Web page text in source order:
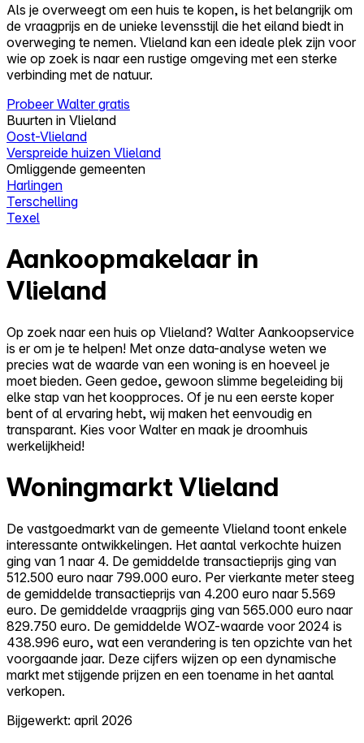
Als je overweegt om een huis te kopen, is het belangrijk om
de vraagprijs en de unieke levensstijl die het eiland biedt in
overweging te nemen. Vlieland kan een ideale plek zijn voor
wie op zoek is naar een rustige omgeving met een sterke
verbinding met de natuur.
Probeer Walter gratis
Buurten in Vlieland
Oost-Vlieland
Verspreide huizen Vlieland
Omliggende gemeenten
Harlingen
Terschelling
Texel
Aankoopmakelaar in
Vlieland
Op zoek naar een huis op Vlieland? Walter Aankoopservice
is er om je te helpen! Met onze data-analyse weten we
precies wat de waarde van een woning is en hoeveel je
moet bieden. Geen gedoe, gewoon slimme begeleiding bij
elke stap van het koopproces. Of je nu een eerste koper
bent of al ervaring hebt, wij maken het eenvoudig en
transparant. Kies voor Walter en maak je droomhuis
werkelijkheid!
Woningmarkt Vlieland
De vastgoedmarkt van de gemeente Vlieland toont enkele
interessante ontwikkelingen. Het aantal verkochte huizen
ging van 1 naar 4. De gemiddelde transactieprijs ging van
512.500 euro naar 799.000 euro. Per vierkante meter steeg
de gemiddelde transactieprijs van 4.200 euro naar 5.569
euro. De gemiddelde vraagprijs ging van 565.000 euro naar
829.750 euro. De gemiddelde WOZ-waarde voor 2024 is
438.996 euro, wat een verandering is ten opzichte van het
voorgaande jaar. Deze cijfers wijzen op een dynamische
markt met stijgende prijzen en een toename in het aantal
verkopen.
Bijgewerkt: april 2026